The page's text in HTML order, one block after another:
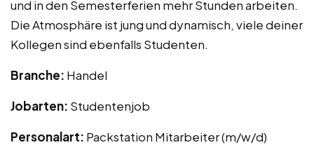
und in den Semesterferien mehr Stunden arbeiten.
Die Atmosphäre ist jung und dynamisch, viele deiner
Kollegen sind ebenfalls Studenten.
Branche: Handel
Jobarten: Studentenjob
Personalart: Packstation Mitarbeiter (m/w/d)